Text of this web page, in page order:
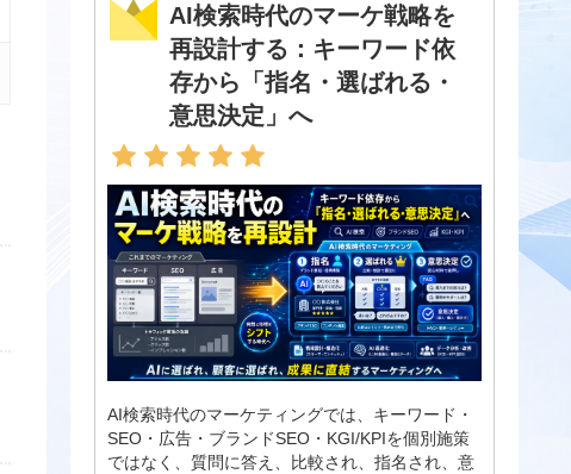
AI検索時代のマーケ戦略を
再設計する：キーワード依
存から「指名・選ばれる・
意思決定」へ
AI検索時代のマーケティングでは、キーワード・
SEO・広告・ブランドSEO・KGI/KPIを個別施策
ではなく、質問に答え、比較され、指名され、意